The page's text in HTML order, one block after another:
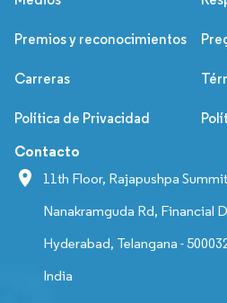
Premios y reconocimientos
Carreras
Política de Privacidad
Contacto
11th Floor, Rajapushpa Summit
Nanakramguda Rd, Financial
Hyderabad, Telangana -
India